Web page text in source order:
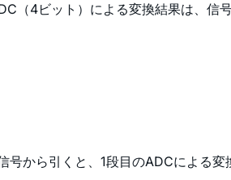
（4ビット）による変換結果は、信
から引くと、1段目のADCによる